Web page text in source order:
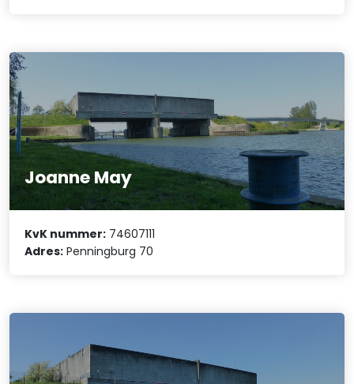
Joanne May
KvK nummer: 74607111
Adres: Penningburg 70